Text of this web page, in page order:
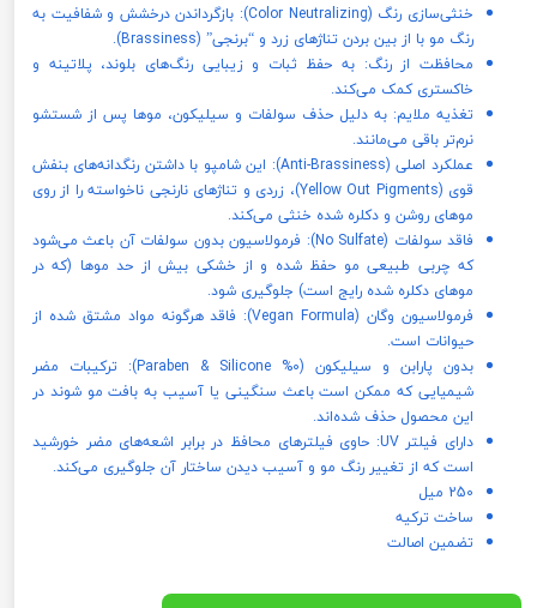
خنثی‌سازی رنگ (Color Neutralizing): بازگرداندن درخشش و شفافیت به
رنگ مو با از بین بردن تناژهای زرد و “برنجی” (Brassiness).
محافظت از رنگ: به حفظ ثبات و زیبایی رنگ‌های بلوند، پلاتینه و
خاکستری کمک می‌کند.
تغذیه ملایم: به دلیل حذف سولفات و سیلیکون، موها پس از شستشو
نرم‌تر باقی می‌مانند.
عملکرد اصلی (Anti-Brassiness): این شامپو با داشتن رنگدانه‌های بنفش
قوی (Yellow Out Pigments)، زردی و تناژهای نارنجی ناخواسته را از روی
موهای روشن و دکلره شده خنثی می‌کند.
فاقد سولفات (No Sulfate): فرمولاسیون بدون سولفات آن باعث می‌شود
که چربی طبیعی مو حفظ شده و از خشکی بیش از حد موها (که در
موهای دکلره شده رایج است) جلوگیری شود.
فرمولاسیون وگان (Vegan Formula): فاقد هرگونه مواد مشتق شده از
حیوانات است.
بدون پارابن و سیلیکون (0% Paraben & Silicone): ترکیبات مضر
شیمیایی که ممکن است باعث سنگینی یا آسیب به بافت مو شوند در
این محصول حذف شده‌اند.
دارای فیلتر UV: حاوی فیلترهای محافظ در برابر اشعه‌های مضر خورشید
است که از تغییر رنگ مو و آسیب دیدن ساختار آن جلوگیری می‌کند.
250 میل
ساخت ترکیه
تضمین اصالت